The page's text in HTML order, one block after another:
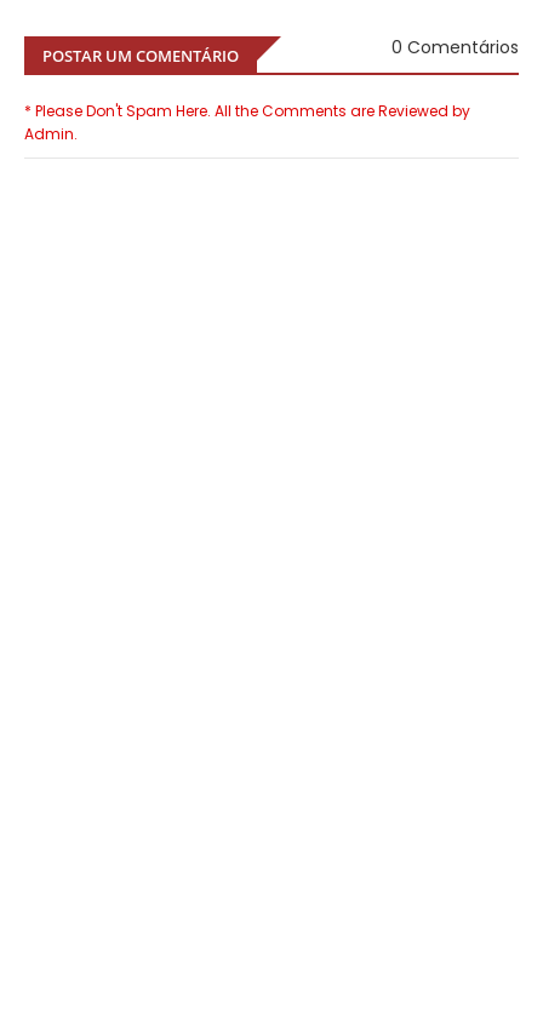
POSTAR UM COMENTÁRIO 0 Comentários
* Please Don't Spam Here. All the Comments are Reviewed by
Admin.